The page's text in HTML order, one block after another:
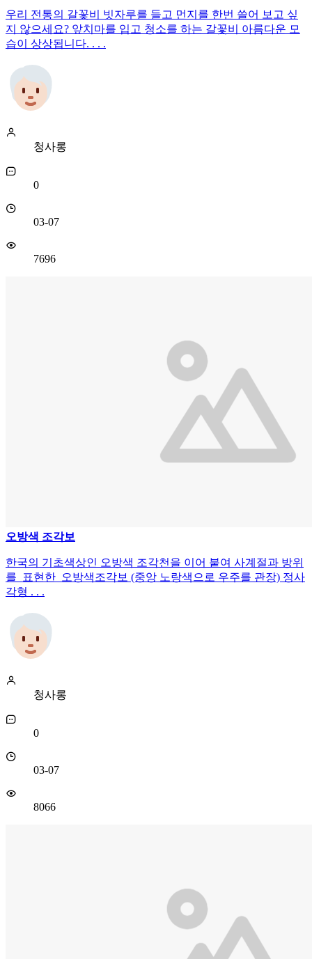
우리 전통의 갈꽃비 빗자루를 들고 먼지를 한번 쓸어 보고 싶
지 않으세요? 앞치마를 입고 청소를 하는 갈꽃비 아름다운 모
습이 상상됩니다. . . .
청사롱
0
03-07
7696
오방색 조각보
한국의 기초색상인 오방색 조각천을 이어 붙여 사계절과 방위
를 표현한 오방색조각보 (중앙 노랑색으로 우주를 관장) 정사
각형 . . .
청사롱
0
03-07
8066